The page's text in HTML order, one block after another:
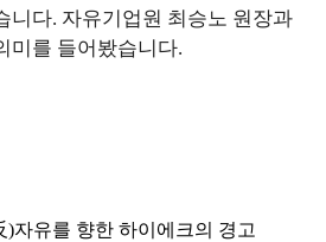
니다. 자유기업원 최승노 원장과
미를 들어봤습니다.
)자유를 향한 하이에크의 경고